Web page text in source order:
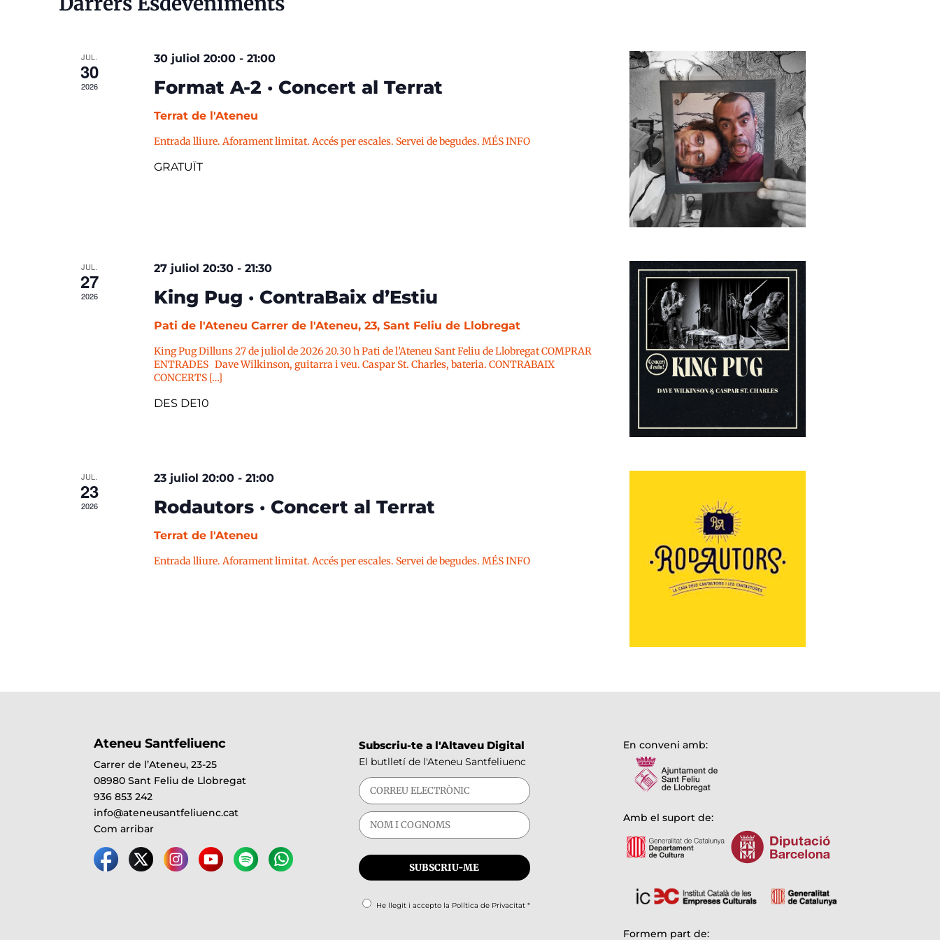
JUL.
30
2026
30 juliol 20:00- 21:00
Format A-2 · Concert al Terrat
Terrat de l'Ateneu
Entrada lliure. Aforament limitat. Accés per escales. Servei de begudes. MÉS INFO
GRATUÏT
JUL.
27
2026
27 juliol 20:30- 21:30
King Pug · ContraBaix d’Estiu
Pati de l'Ateneu Carrer de l'Ateneu, 23, Sant Feliu de Llobregat
King Pug Dilluns 27 de juliol de 2026 20.30 h Pati de l’Ateneu Sant Feliu de Llobregat COMPRAR
ENTRADES Dave Wilkinson, guitarra i veu. Caspar St. Charles, bateria. CONTRABAIX
CONCERTS […]
DES DE10
JUL.
23
2026
23 juliol 20:00- 21:00
Rodautors · Concert al Terrat
Terrat de l'Ateneu
Entrada lliure. Aforament limitat. Accés per escales. Servei de begudes. MÉS INFO
Ateneu Santfeliuenc
Carrer de l’Ateneu, 23-25
08980 Sant Feliu de Llobregat
936 853 242
info@ateneusantfeliuenc.cat
Com arribar
Subscriu-te a l'Altaveu Digital
El butlletí de l'Ateneu Santfeliuenc
He llegit i accepto la Política de Privacitat*
En conveni amb:
Amb el suport de:
Formem part de: